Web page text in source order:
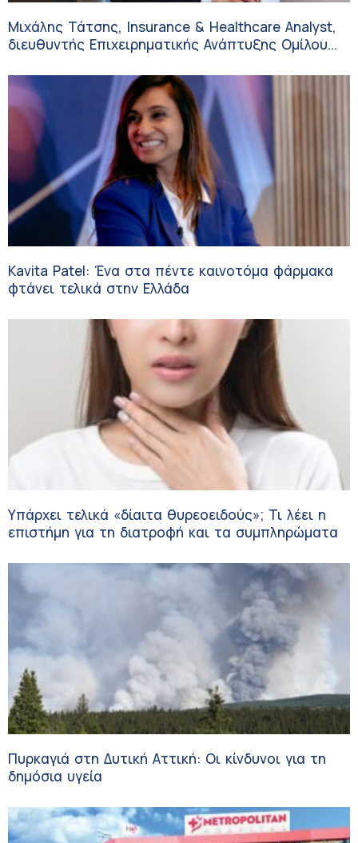
Μιχάλης Τάτσης, Insurance & Healthcare Analyst,
διευθυντής Επιχειρηματικής Ανάπτυξης Ομίλου
Kavita Patel: Ένα στα πέντε καινοτόμα φάρμακα
φτάνει τελικά στην Ελλάδα
Υπάρχει τελικά «δίαιτα θυρεοειδούς»; Τι λέει η
επιστήμη για τη διατροφή και τα συμπληρώματα
Πυρκαγιά στη Δυτική Αττική: Οι κίνδυνοι για τη
δημόσια υγεία